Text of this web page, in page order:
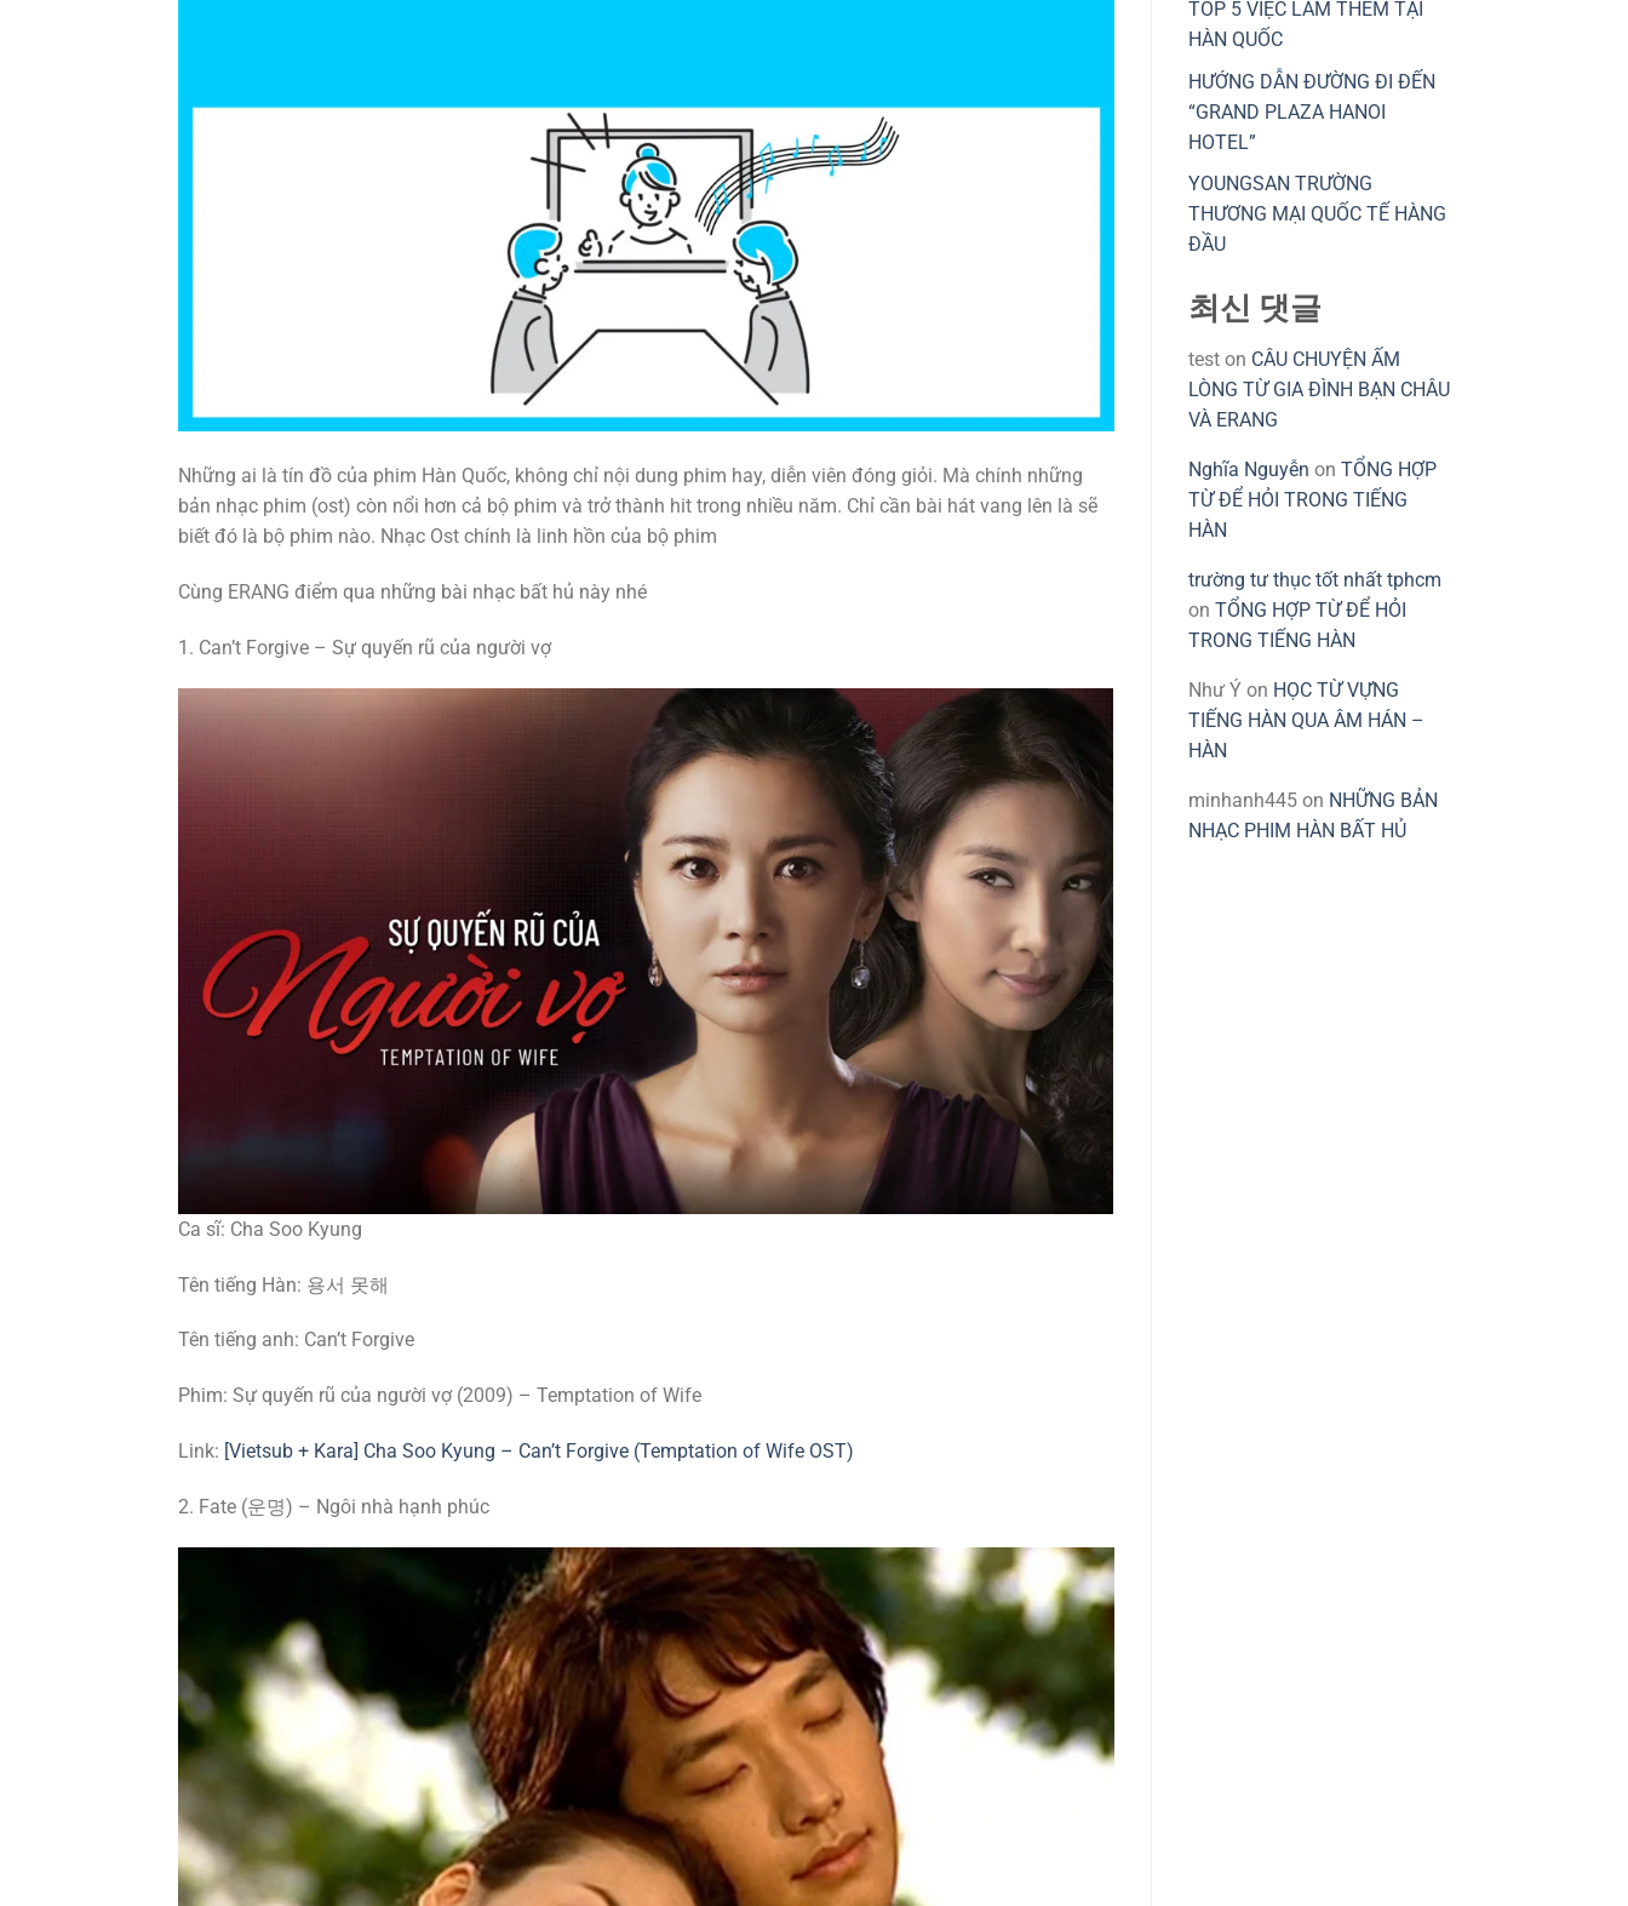
Những ai là tín đồ của phim Hàn Quốc, không chỉ nội dung phim hay, diễn viên đóng giỏi. Mà chính những
bản nhạc phim (ost) còn nổi hơn cả bộ phim và trở thành hit trong nhiều năm. Chỉ cần bài hát vang lên là sẽ
biết đó là bộ phim nào. Nhạc Ost chính là linh hồn của bộ phim
Cùng ERANG điểm qua những bài nhạc bất hủ này nhé
1. Can’t Forgive – Sự quyến rũ của người vợ
Ca sĩ: Cha Soo Kyung
Tên tiếng Hàn: 용서 못해
Tên tiếng anh: Can’t Forgive
Phim: Sự quyến rũ của người vợ (2009) – Temptation of Wife
Link: [Vietsub + Kara] Cha Soo Kyung – Can’t Forgive (Temptation of Wife OST)
2. Fate (운명) – Ngôi nhà hạnh phúc
TOP 5 VIỆC LÀM THÊM TẠI
HÀN QUỐC
HƯỚNG DẪN ĐƯỜNG ĐI ĐẾN
“GRAND PLAZA HANOI
HOTEL”
YOUNGSAN TRƯỜNG
THƯƠNG MẠI QUỐC TẾ HÀNG
ĐẦU
최신 댓글
teston CÂU CHUYỆN ẤM
LÒNG TỪ GIA ĐÌNH BẠN CHÂU
VÀ ERANG
Nghĩa Nguyễn on TỔNG HỢP
TỪ ĐỂ HỎI TRONG TIẾNG
HÀN
trường tư thục tốt nhất tphcm
on TỔNG HỢP TỪ ĐỂ HỎI
TRONG TIẾNG HÀN
Như Ýon HỌC TỪ VỰNG
TIẾNG HÀN QUA ÂM HÁN –
HÀN
minhanh445on NHỮNG BẢN
NHẠC PHIM HÀN BẤT HỦ